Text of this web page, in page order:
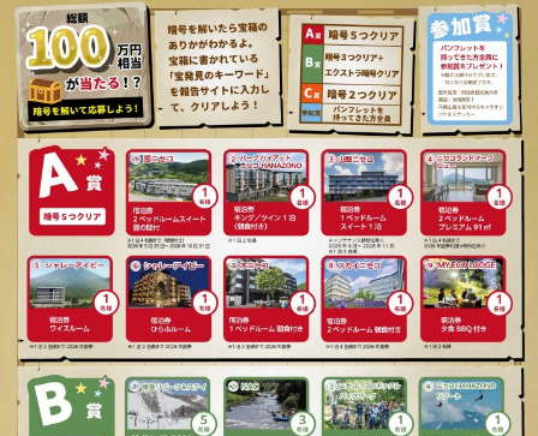
04④エクストラ暗号に挑戦し
よう！